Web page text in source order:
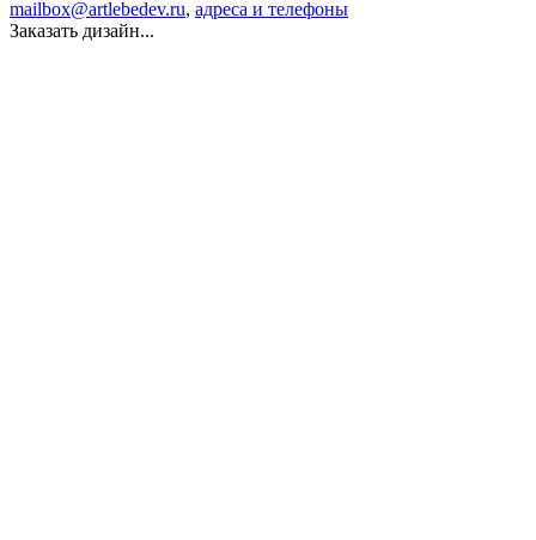
mailbox@artlebedev.ru, адреса и телефоны
Заказать дизайн...